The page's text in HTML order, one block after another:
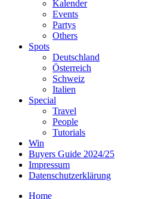
Kalender
Events
Partys
Others
Spots
Deutschland
Österreich
Schweiz
Italien
Special
Travel
People
Tutorials
Win
Buyers Guide 2024/25
Impressum
Datenschutzerklärung
Home